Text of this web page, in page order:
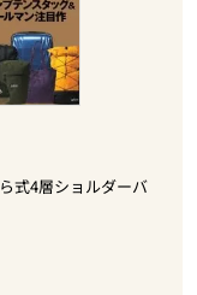
式4層ショルダーバ